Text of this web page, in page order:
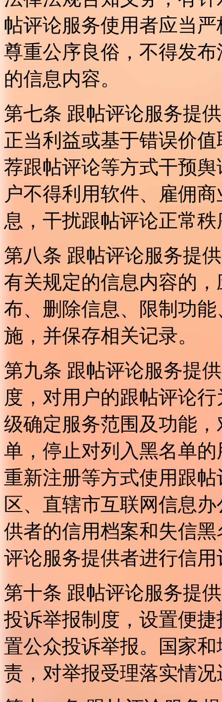
帖评论服务使用者应当
尊重公序良俗，不得发
的信息内容。
第七条 跟帖评论服务提
正当利益或基于错误价
荐跟帖评论等方式干预
户不得利用软件、雇佣
息，干扰跟帖评论正常
第八条 跟帖评论服务提
有关规定的信息内容的
布、删除信息、限制功
施，并保存相关记录。
第九条 跟帖评论服务提
度，对用户的跟帖评论
级确定服务范围及功能
单，停止对列入黑名单
重新注册等方式使用跟
区、直辖市互联网信息
供者的信用档案和失信
评论服务提供者进行信用
第十条 跟帖评论服务提
投诉举报制度，设置便
置公众投诉举报。国家
责，对举报受理落实情